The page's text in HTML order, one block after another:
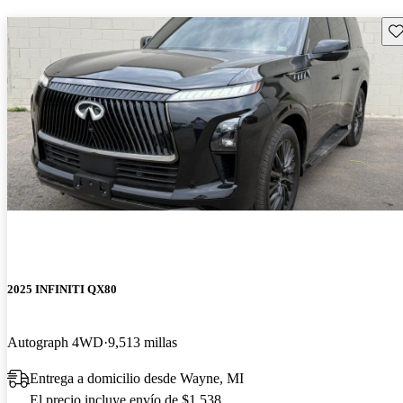
2025 INFINITI QX80
Autograph 4WD 9,513 millas
Entrega a domicilio desde Wayne, MI